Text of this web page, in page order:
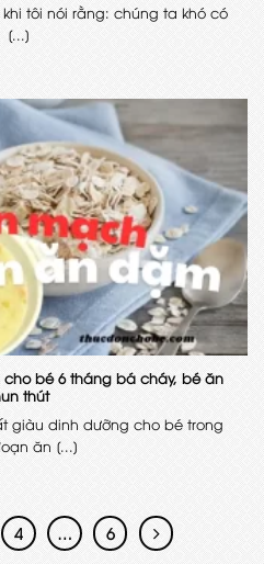
tôi nói rằng: chúng ta khó có
[...]
bé 6 tháng bá cháy, bé ăn
thút
giàu dinh dưỡng cho bé trong
ăn [...]
4 … 6